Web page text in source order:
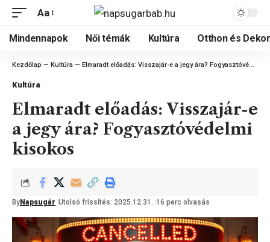
Aa
Mindennapok Női témák Kultúra Otthon és
Kezdőlap — Kultúra — Elmaradt előadás: Visszajár-e a jegy ára? Fogyasztóvédelmi kisokos
Kultúra
Elmaradt előadás: Visszajár-e
a jegy ára? Fogyasztóvédelmi
kisokos
By Napsugár Utolsó frissítés: 2025.12.31. 16 perc olvasás